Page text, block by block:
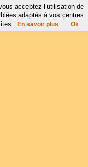
acceptez l’utilisation de
adaptés à vos centres
En savoir plus Ok